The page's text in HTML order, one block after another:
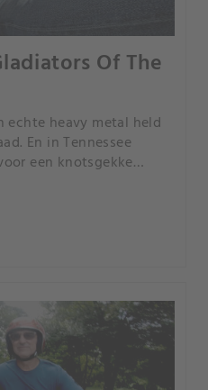
Of The
heavy metal held
En in Tennessee
een knotsgekke